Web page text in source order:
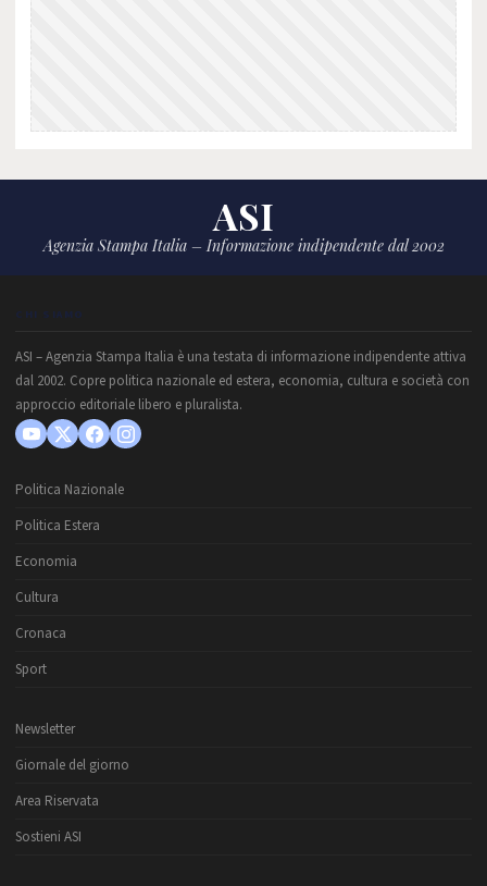
ASI
Agenzia Stampa Italia – Informazione indipendente dal 2002
CHI SIAMO
ASI – Agenzia Stampa Italia è una testata di informazione indipendente attiva
dal 2002. Copre politica nazionale ed estera, economia, cultura e società con
approccio editoriale libero e pluralista.
Politica Nazionale
Politica Estera
Economia
Cultura
Cronaca
Sport
Newsletter
Giornale del giorno
Area Riservata
Sostieni ASI